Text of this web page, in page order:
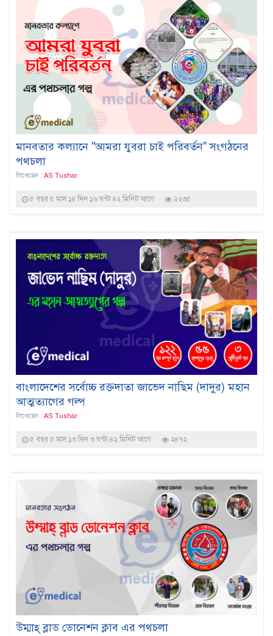
মানবতার কল্যানে "আমরা যুবরা চাই পরিবর্তন" সংগঠনের
পথচলা
লিখেছেন : AS Tushar
৫ বছর ৫ মাস ১৪ দিন ১৬ ঘন্টা ৪২ মিনিট আগে ২২৩৫
বাংলাদেশের সর্বোচ্চ রক্তদাতা জাভেদ নাছিম (দাদুর) মহান
আত্মত্যাগের গল্প
লিখেছেন : AS Tushar
৫ বছর ৫ মাস ১৩ দিন ৩ ঘন্টা ৪২ মিনিট আগে ২৪৭২
উম্মাহ্‌ ব্লাড ডোনেশন ক্লাব এর পথচলা